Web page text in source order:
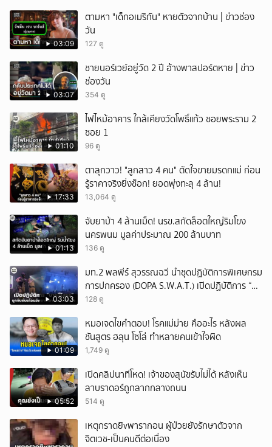
03:09
ตามหา "เด็กอเมริกัน" หายตัวจากบ้าน | ข่าวช่อง
วัน
127 ดู
03:07
ชายนอร์เวย์อยู่วัด 2 ปี อ้างพาสปอร์ตหาย | ข่าว
ช่องวัน
354 ดู
01:10
ไฟไหม้อาคาร ใกล้เคียงวัดโพธิ์แก้ว ซอยพระราม 2
ซอย 1
96 ดู
17:33
ตาลุกวาว! "ลูกสาว 4 คน" ตัดใจขายมรดกแม่ ก่อน
รู้ราคาจริงยิ่งช็อก! ยอดพุ่งทะลุ 4 ล้าน!
13,064 ดู
01:13
จับยาบ้า 4 ล้านเม็ด! นรข.สกัดล็อตใหญ่ริมโขง
นครพนม มูลค่าประมาณ 200 ล้านบาท
136 ดู
03:03
มท.2 พลพีร์ สุวรรณฉวี นำชุดปฏิบัติการพิเศษกรม
การปกครอง (DOPA S.W.A.T.) เปิดปฏิบัติการ “บา
รมีโสธร” บุกจับผับเถื่อนอัพยา กลางเมืองแปดริ้ว
128 ดู
01:09
หมอเจดไขคำตอบ! โรคแม่ม่าย คืออะไร หลังผล
ชันสูตร ฮลุน โซโล่ ทำหลายคนเข้าใจผิด
1,749 ดู
05:52
เปิดคลิปนาทีโหด! เจ้าของสุนัขรับไม่ได้ หลังเห็น
ลาบราดอร์ถูกลากกลางถนน
514 ดู
เหตุกราดยิvพารากอน ผู้ป่วยยังรักษาตัวจาก
จิตเวช-เป็นคนดีต่อเนื่อง